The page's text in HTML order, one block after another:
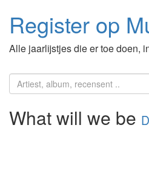
Register op
Alle jaarlijstjes die er toe doen,
What will we be